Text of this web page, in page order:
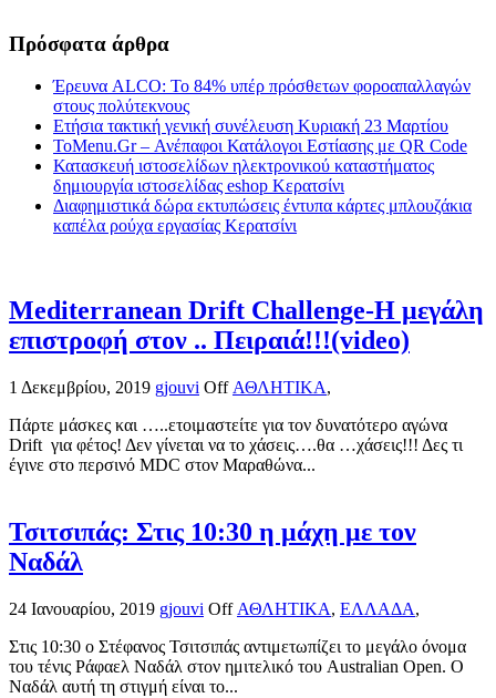
Πρόσφατα άρθρα
Έρευνα ALCO: Το 84% υπέρ πρόσθετων φοροαπαλλαγών
στους πολύτεκνους
Ετήσια τακτική γενική συνέλευση Κυριακή 23 Μαρτίου
ToMenu.Gr – Ανέπαφοι Κατάλογοι Εστίασης με QR Code
Κατασκευή ιστοσελίδων ηλεκτρονικού καταστήματος
δημιουργία ιστοσελίδας eshop Κερατσίνι
Διαφημιστικά δώρα εκτυπώσεις έντυπα κάρτες μπλουζάκια
καπέλα ρούχα εργασίας Κερατσίνι
Mediterranean Drift Challenge-Η μεγάλη
επιστροφή στον .. Πειραιά!!!(video)
1 Δεκεμβρίου, 2019 gjouvi Off ΑΘΛΗΤΙΚΑ,
Πάρτε μάσκες και …..ετοιμαστείτε για τον δυνατότερο αγώνα
Drift για φέτος! Δεν γίνεται να το χάσεις….θα …χάσεις!!! Δες τι
έγινε στο περσινό MDC στον Μαραθώνα...
Τσιτσιπάς: Στις 10:30 η μάχη με τον
Ναδάλ
24 Ιανουαρίου, 2019 gjouvi Off ΑΘΛΗΤΙΚΑ, ΕΛΛΑΔΑ,
Στις 10:30 ο Στέφανος Τσιτσιπάς αντιμετωπίζει το μεγάλο όνομα
του τένις Ράφαελ Ναδάλ στον ημιτελικό του Australian Open. Ο
Ναδάλ αυτή τη στιγμή είναι το...